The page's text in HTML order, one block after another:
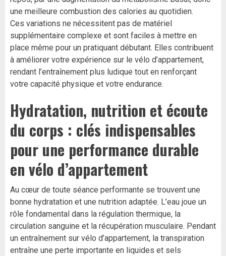
une meilleure combustion des calories au quotidien.
Ces variations ne nécessitent pas de matériel
supplémentaire complexe et sont faciles à mettre en
place même pour un pratiquant débutant. Elles contribuent
à améliorer votre expérience sur le vélo d’appartement,
rendant l’entraînement plus ludique tout en renforçant
votre capacité physique et votre endurance.
Hydratation, nutrition et écoute
du corps : clés indispensables
pour une performance durable
en vélo d’appartement
Au cœur de toute séance performante se trouvent une
bonne hydratation et une nutrition adaptée. L’eau joue un
rôle fondamental dans la régulation thermique, la
circulation sanguine et la récupération musculaire. Pendant
un entraînement sur vélo d’appartement, la transpiration
entraîne une perte importante en liquides et sels